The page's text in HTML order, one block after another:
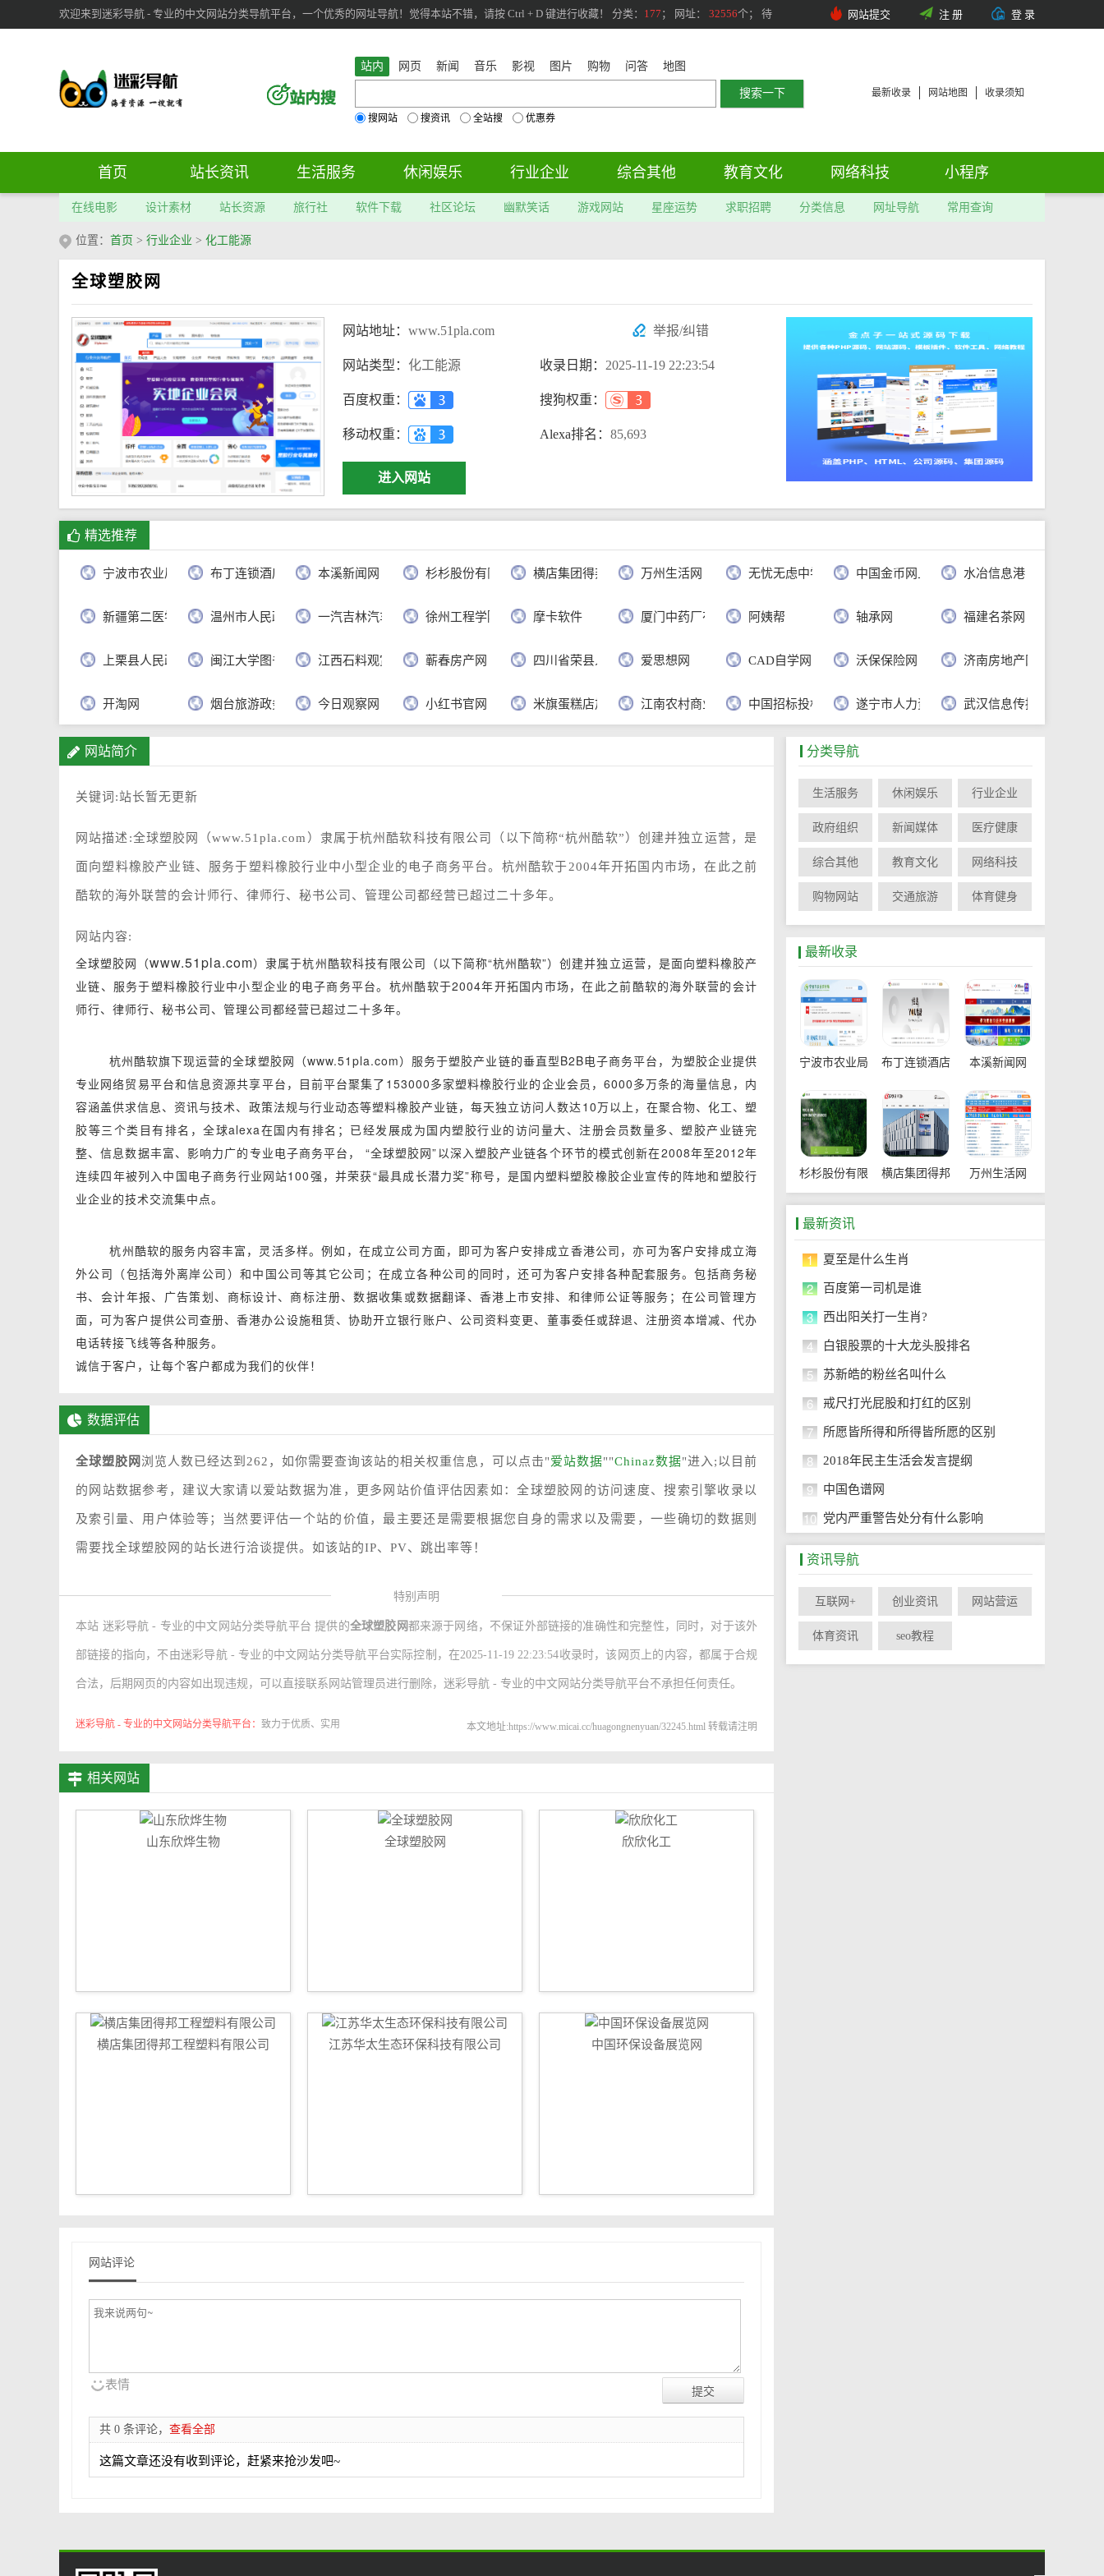
欢迎来到迷彩导航 - 专业的中文网站分类导航平台，一个优秀的网址导航！觉得本站不错，请按 Ctrl + D 键进行收藏！ 分类： 177 ； 网址： 32556个； 待
网站提交 注 册 登 录
站内 网页 新闻 音乐 影视 图片 购物 问答 地图
搜网站 搜资讯 全站搜 优惠券
最新收录 网站地图 收录须知
首页 站长资讯 生活服务 休闲娱乐 行业企业 综合其他 教育文化 网络科技 小程序
在线电影 设计素材 站长资源 旅行社 软件下载 社区论坛 幽默笑话 游戏网站 星座运势 求职招聘 分类信息 网址导航 常用查询
位置： 首页 > 行业企业 > 化工能源
全球塑胶网
网站地址： www.51pla.com 举报/纠错
网站类型： 化工能源 收录日期： 2025-11-19 22:23:54
百度权重： 搜狗权重：
移动权重： Alexa排名： 85,693
进入网站
精选推荐
宁波市农业局 布丁连锁酒店官网 本溪新闻网 杉杉股份有限公司 横店集团得邦工程塑料有限公司
万州生活网 无忧无虑中学语文网中国金币网上商城官网水冶信息港
新疆第二医学院 温州市人民政府 一汽吉林汽车有限公司徐州工程学院 摩卡软件 厦门中药厂有限公司阿姨帮 轴承网 福建名茶网
上栗县人民政府 闽江大学图书馆 江西石料观赏网 蕲春房产网 四川省荣县人民政府爱思想网 CAD自学网 沃保保险网 济南房地产网
开淘网 烟台旅游政务网 今日观察网 小红书官网 米旗蛋糕店加盟官网江南农村商业银行 中国招标投标公共服务平台遂宁市人力资源和社会保障局武汉信息传播职业技术学
网站简介
关键词:站长暂无更新
网站描述:全球塑胶网（www.51pla.com）隶属于杭州酷软科技有限公司（以下简称“杭州酷软”）创建并独立运营，是
面向塑料橡胶产业链、服务于塑料橡胶行业中小型企业的电子商务平台。杭州酷软于2004年开拓国内市场，在此之前
酷软的海外联营的会计师行、律师行、秘书公司、管理公司都经营已超过二十多年。
网站内容:
全球塑胶网（www.51pla.com）隶属于杭州酷软科技有限公司（以下简称“杭州酷软”）创建并独立运营，是面向塑料橡胶产
业链、服务于塑料橡胶行业中小型企业的电子商务平台。杭州酷软于2004年开拓国内市场，在此之前酷软的海外联营的会计
师行、律师行、秘书公司、管理公司都经营已超过二十多年。
杭州酷软旗下现运营的全球塑胶网（www.51pla.com）服务于塑胶产业链的垂直型B2B电子商务平台，为塑胶企业提供
专业网络贸易平台和信息资源共享平台，目前平台聚集了153000多家塑料橡胶行业的企业会员，6000多万条的海量信息，内
容涵盖供求信息、资讯与技术、政策法规与行业动态等塑料橡胶产业链，每天独立访问人数达10万以上，在聚合物、化工、塑
胶等三个类目有排名，全球alexa在国内有排名；已经发展成为国内塑胶行业的访问量大、注册会员数量多、塑胶产业链完
整、信息数据丰富、影响力广的专业电子商务平台， “全球塑胶网”以深入塑胶产业链各个环节的模式创新在2008年至2012年
连续四年被列入中国电子商务行业网站100强，并荣获“最具成长潜力奖”称号，是国内塑料塑胶橡胶企业宣传的阵地和塑胶行
业企业的技术交流集中点。
杭州酷软的服务内容丰富，灵活多样。例如，在成立公司方面，即可为客户安排成立香港公司，亦可为客户安排成立海
外公司（包括海外离岸公司）和中国公司等其它公司；在成立各种公司的同时，还可为客户安排各种配套服务。包括商务秘
书、会计年报、广告策划、商标设计、商标注册、数据收集或数据翻译、香港上市安排、和律师公证等服务；在公司管理方
面，可为客户提供公司查册、香港办公设施租赁、协助开立银行账户、公司资料变更、董事委任或辞退、注册资本增减、代办
电话转接飞线等各种服务。
诚信于客户，让每个客户都成为我们的伙伴！
数据评估
全球塑胶网 浏览人数已经达到262，如你需要查询该站的相关权重信息，可以点击"爱站数据""Chinaz数据"进入;以目前
的网站数据参考，建议大家请以爱站数据为准，更多网站价值评估因素如：全球塑胶网的访问速度、搜索引擎收录以
及索引量、用户体验等；当然要评估一个站的价值，最主要还是需要根据您自身的需求以及需要，一些确切的数据则
需要找全球塑胶网的站长进行洽谈提供。如该站的IP、PV、跳出率等！
特别声明
本站 迷彩导航 - 专业的中文网站分类导航平台 提供的全球塑胶网都来源于网络，不保证外部链接的准确性和完整性，同时，对于该外
部链接的指向，不由迷彩导航 - 专业的中文网站分类导航平台实际控制，在2025-11-19 22:23:54收录时，该网页上的内容，都属于合规
合法，后期网页的内容如出现违规，可以直接联系网站管理员进行删除，迷彩导航 - 专业的中文网站分类导航平台不承担任何责任。
迷彩导航 - 专业的中文网站分类导航平台： 致力于优质、实用
本文地址:https://www.micai.cc/huagongnenyuan/32245.html 转载请注明
相关网站
山东欣烨生物 全球塑胶网 欣欣化工
横店集团得邦工程塑料有限公司 江苏华太生态环保科技有限公司 中国环保设备展览网
网站评论
表情
共 0 条评论， 查看全部
这篇文章还没有收到评论，赶紧来抢沙发吧~
分类导航
生活服务 休闲娱乐 行业企业
政府组织 新闻媒体 医疗健康
综合其他 教育文化 网络科技
购物网站 交通旅游 体育健身
最新收录
宁波市农业局 布丁连锁酒店 本溪新闻网
杉杉股份有限
公司
横店集团得邦
工程塑料有限
公司
万州生活网
最新资讯
1 夏至是什么生肖
2 百度第一司机是谁
3 西出阳关打一生肖?
4 白银股票的十大龙头股排名
5 苏新皓的粉丝名叫什么
6 戒尺打光屁股和打红的区别
7 所愿皆所得和所得皆所愿的区别
8 2018年民主生活会发言提纲
9 中国色谱网
10 党内严重警告处分有什么影响
资讯导航
互联网+ 创业资讯 网站营运
体育资讯 seo教程